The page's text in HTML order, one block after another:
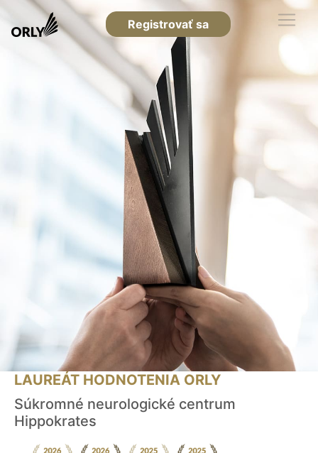
Registrovať sa
LAUREÁT HODNOTENIA ORLY
Súkromné neurologické centrum
Hippokrates